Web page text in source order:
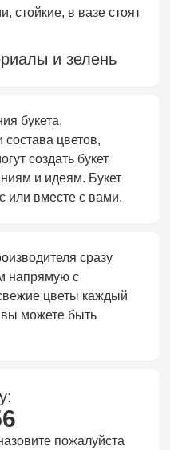
стойкие, в вазе стоят
и зелень
букета,
цветов,
создать букет
и идеям. Букет
или вместе с вами.
сразу
напрямую с
цветы каждый
вы можете быть
пожалуйста